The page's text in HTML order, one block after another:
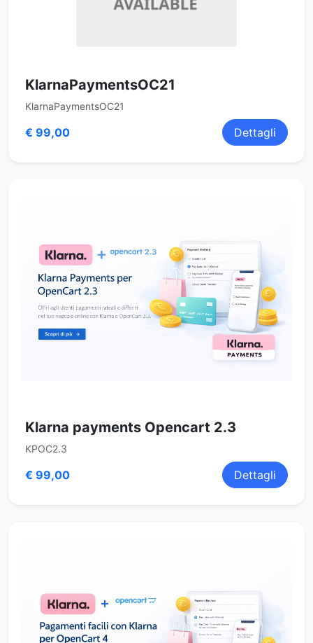
KlarnaPaymentsOC21
KlarnaPaymentsOC21
€ 99,00 Dettagli
Klarna payments Opencart 2.3
KPOC2.3
€ 99,00 Dettagli